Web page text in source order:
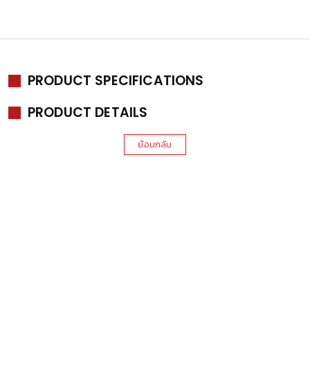
PRODUCT SPECIFICATIONS
PRODUCT DETAILS
ย้อนกลับ